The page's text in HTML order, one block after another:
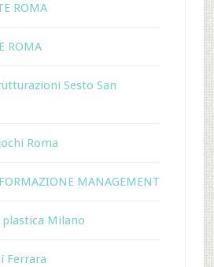
ROMA
ROMA
Sesto San
Roma
MANAGEMENT
Milano
Ferrara